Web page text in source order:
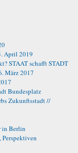
April 2019
STAAT schafft STADT
März 2017
Bundesplatz
Zukunftsstadt //
in Berlin
Perspektiven